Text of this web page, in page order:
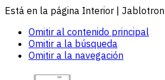
Está en la página Interior | Jablotron
Omitir al contenido principal
Omitir a la búsqueda
Omitir a la navegación